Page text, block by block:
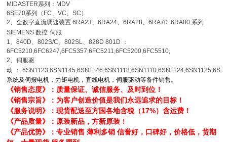
MIDASTER系列： MDV
6SE70系列（ FC、VC、SC ）
2、全数字直流调速装置 6RA23、6RA24、6RA28、6RA70 6RA80 系列
SIEMENS数控 伺服
1、840D、802S/C、802SL、828D 801D
：
6FC5210,6FC6247,6FC5357,6FC5211,6FC5200,6FC5510,
2、伺服驱
动
：
系统及伺报电机，力矩电机，直线电机，伺服驱动等备件销售。
《销售态度》：质量保证、诚信服务、及时到位！
《销售宗旨》：为客户创造价值是我们永远追求的目标！
《服务说明》：现货配送至方国各地含税（17%）含运费！
《产品质量》：原装新品，方新原装！
《产品优势》：专业销售 薄利多销 信誉好，口碑好，价格低，货期